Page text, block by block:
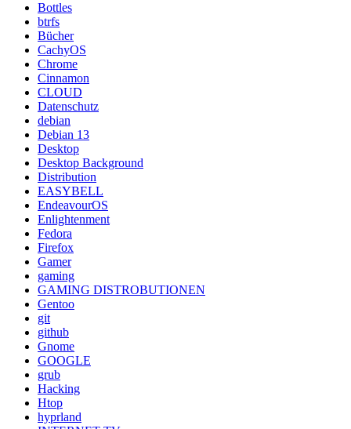
Bottles
btrfs
Bücher
CachyOS
Chrome
Cinnamon
CLOUD
Datenschutz
debian
Debian 13
Desktop
Desktop Background
Distribution
EASYBELL
EndeavourOS
Enlightenment
Fedora
Firefox
Gamer
gaming
GAMING DISTROBUTIONEN
Gentoo
git
github
Gnome
GOOGLE
grub
Hacking
Htop
hyprland